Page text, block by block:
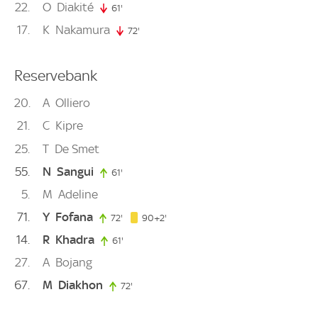
22 O Diakité 61'
17 K Nakamura 72'
Reservebank
20 A Olliero
21
C Kipre
25
T De Smet
55
N Sangui 61'
5 M Adeline
71
Y Fofana 72' 72. minute
90+2'
14 R Khadra 61'
27 A Bojang
67
M Diakhon 72'